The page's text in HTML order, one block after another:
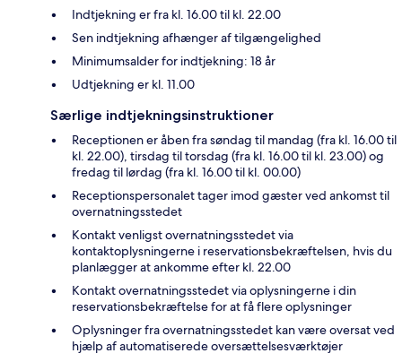
Indtjekning er fra kl. 16.00 til kl. 22.00
Sen indtjekning afhænger af tilgængelighed
Minimumsalder for indtjekning: 18 år
Udtjekning er kl. 11.00
Særlige indtjekningsinstruktioner
Receptionen er åben fra søndag til mandag (fra kl. 16.00 til
kl. 22.00), tirsdag til torsdag (fra kl. 16.00 til kl. 23.00) og
fredag til lørdag (fra kl. 16.00 til kl. 00.00)
Receptionspersonalet tager imod gæster ved ankomst til
overnatningsstedet
Kontakt venligst overnatningsstedet via
kontaktoplysningerne i reservationsbekræftelsen, hvis du
planlægger at ankomme efter kl. 22.00
Kontakt overnatningsstedet via oplysningerne i din
reservationsbekræftelse for at få flere oplysninger
Oplysninger fra overnatningsstedet kan være oversat ved
hjælp af automatiserede oversættelsesværktøjer